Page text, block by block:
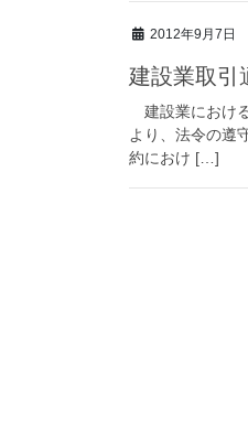
2012年9月7日
建設業取引
建設業におけ
より、法令の遵
約におけ […]